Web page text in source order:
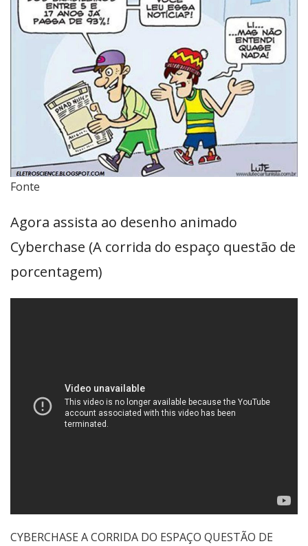
Fonte
Agora assista ao desenho animado
Cyberchase (A corrida do espaço questão de
porcentagem)
CYBERCHASE A CORRIDA DO ESPAÇO QUESTÃO DE